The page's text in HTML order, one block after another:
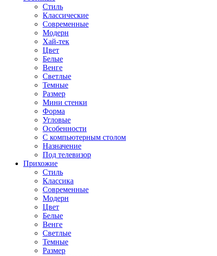
Стиль
Классические
Современные
Модерн
Хай-тек
Цвет
Белые
Венге
Светлые
Темные
Размер
Мини стенки
Форма
Угловые
Особенности
С компьютерным столом
Назначение
Под телевизор
Прихожие
Стиль
Классика
Современные
Модерн
Цвет
Белые
Венге
Светлые
Темные
Размер